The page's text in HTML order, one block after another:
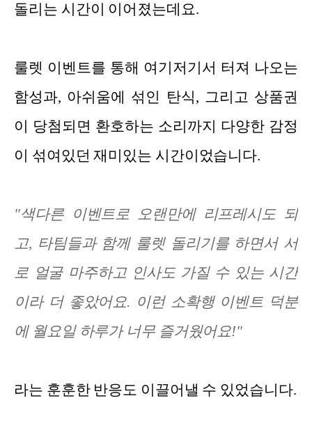
돌리는 시간이 이어졌는데요.
룰렛 이벤트를 통해 여기저기서 터져 나오는
함성과, 아쉬움에 섞인 탄식, 그리고 상품권
이 당첨되면 환호하는 소리까지 다양한 감정
이 섞여있던 재미있는 시간이었습니다.
"색다른 이벤트로 오랜만에 리프레시도 되
고, 타팀들과 함께 룰렛 돌리기를 하면서 서
로 얼굴 마주하고 인사도 가질 수 있는 시간
이라 더 좋았어요. 이런 소확행 이벤트 덕분
에 월요일 하루가 너무 즐거웠어요!"
라는 훈훈한 반응도 이끌어낼 수 있었습니다.